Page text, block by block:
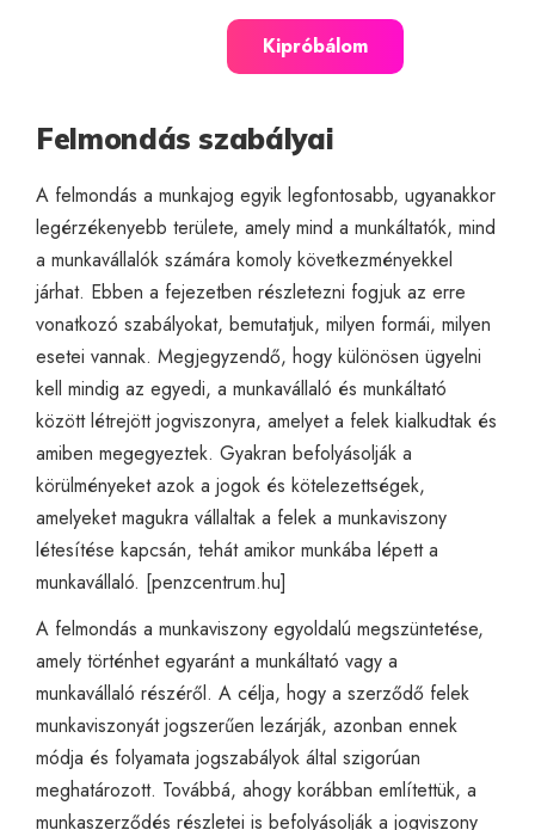
Kipróbálom
Felmondás szabályai
A felmondás a munkajog egyik legfontosabb, ugyanakkor
legérzékenyebb területe, amely mind a munkáltatók, mind
a munkavállalók számára komoly következményekkel
járhat. Ebben a fejezetben részletezni fogjuk az erre
vonatkozó szabályokat, bemutatjuk, milyen formái, milyen
esetei vannak. Megjegyzendő, hogy különösen ügyelni
kell mindig az egyedi, a munkavállaló és munkáltató
között létrejött jogviszonyra, amelyet a felek kialkudtak és
amiben megegyeztek. Gyakran befolyásolják a
körülményeket azok a jogok és kötelezettségek,
amelyeket magukra vállaltak a felek a munkaviszony
létesítése kapcsán, tehát amikor munkába lépett a
munkavállaló. [penzcentrum.hu]
A felmondás a munkaviszony egyoldalú megszüntetése,
amely történhet egyaránt a munkáltató vagy a
munkavállaló részéről. A célja, hogy a szerződő felek
munkaviszonyát jogszerűen lezárják, azonban ennek
módja és folyamata jogszabályok által szigorúan
meghatározott. Továbbá, ahogy korábban említettük, a
munkaszerződés részletei is befolyásolják a jogviszony